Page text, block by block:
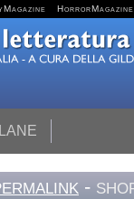
HorrorMagazine
-